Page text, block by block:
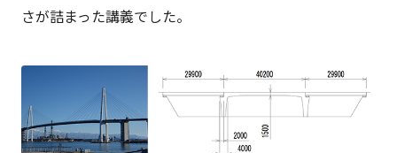
さが詰まった講義でした。